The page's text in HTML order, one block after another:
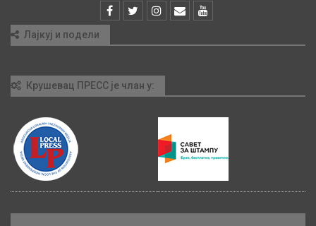
Лајкуј и подели
Крушевац ПРЕСС је члан у: